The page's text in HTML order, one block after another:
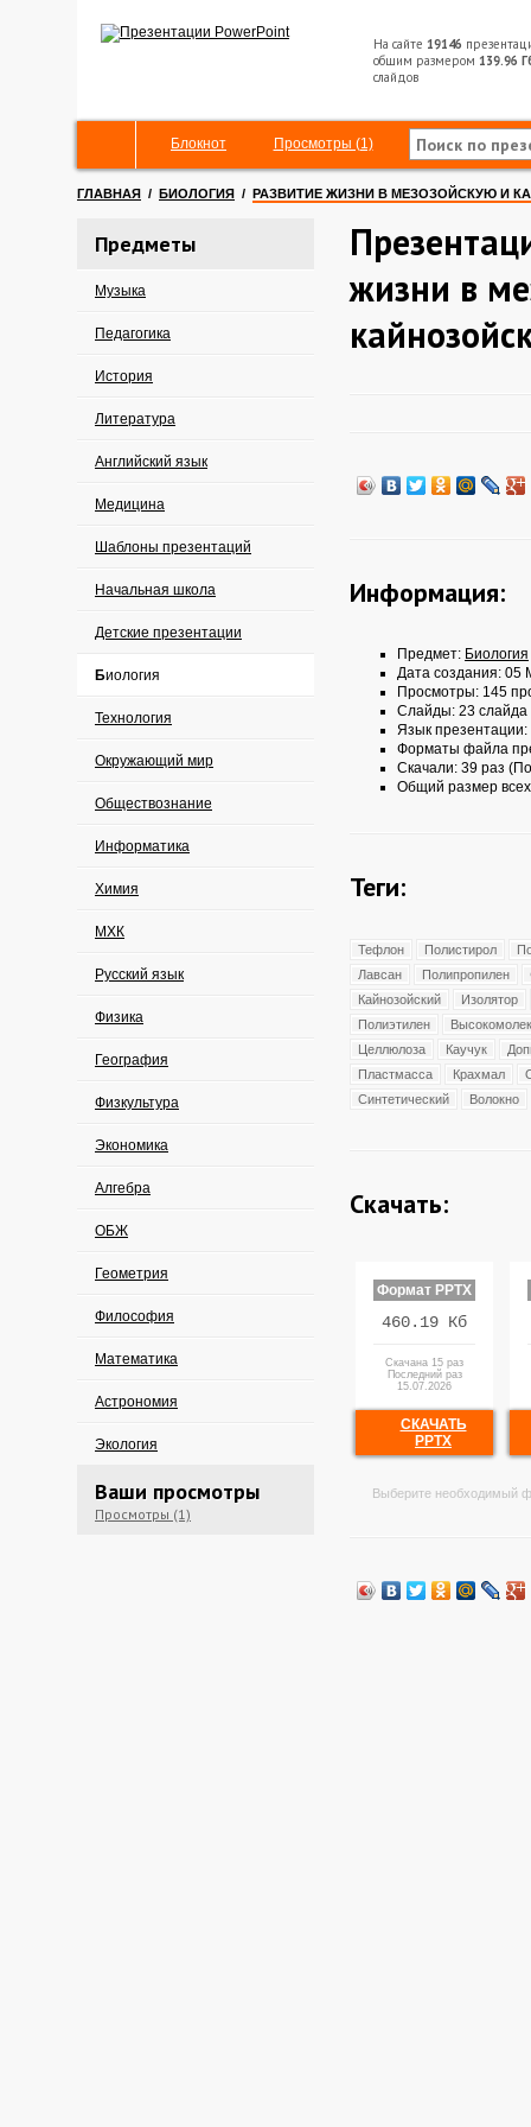
На сайте 19146
общим размером 139.96
слайдов
Блокнот Просмотры (1)
ГЛАВНАЯ / БИОЛОГИЯ / РАЗВИТИЕ ЖИЗНИ В МЕЗОЗОЙСКУЮ И
Предметы
Музыка
Педагогика
История
Литература
Английский язык
Медицина
Шаблоны презентаций
Начальная школа
Детские презентации
Биология
Технология
Окружающий мир
Обществознание
Информатика
Химия
МХК
Русский язык
Физика
География
Физкультура
Экономика
Алгебра
ОБЖ
Геометрия
Философия
Математика
Астрономия
Экология
Ваши просмотры
Просмотры (1)
жизни в
Информация:
Предмет: Биология
Дата создания: 05
Просмотры: 145
Слайды: 23 слайда
Язык презентации:
Форматы файла
Скачали: 39 раз
Общий размер
Теги:
Тефлон Полистирол
Лавсан
Полипропилен
Кайнозойский
Изолятор
Полиэтилен
Целлюлоза
Каучук
Пластмасса
Крахмал
Синтетический
Волокно
Скачать:
Формат PPTX
460.19 Кб
Скачана 15 раз
Последний раз
15.07.2026
СКАЧАТЬ
PPTX
Выберите необходимый